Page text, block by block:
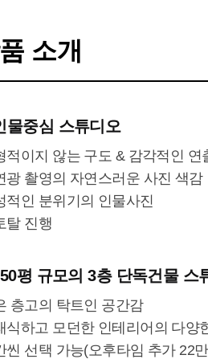
소개
물중심 스튜디오
적이지 않는 구도 & 감각적인 연
광 촬영의 자연스러운 사진 색감
적인 분위기의 인물사진
탈 진행
평 규모의 3층 단독건물 스
층고의 탁트인 공간감
식하고 모던한 인테리어의 다양
씬 선택 가능(오후타임 추가 22